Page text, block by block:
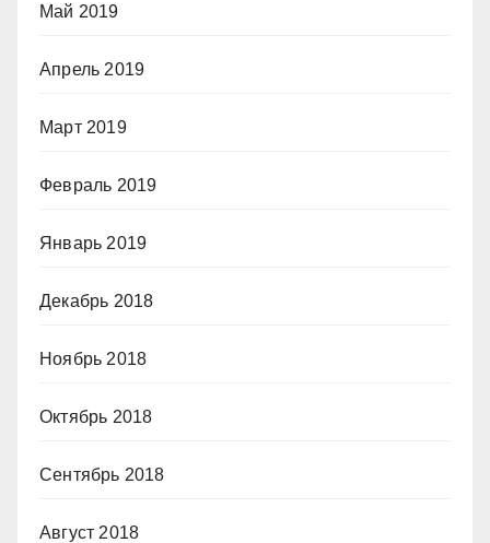
Май 2019
Апрель 2019
Март 2019
Февраль 2019
Январь 2019
Декабрь 2018
Ноябрь 2018
Октябрь 2018
Сентябрь 2018
Август 2018